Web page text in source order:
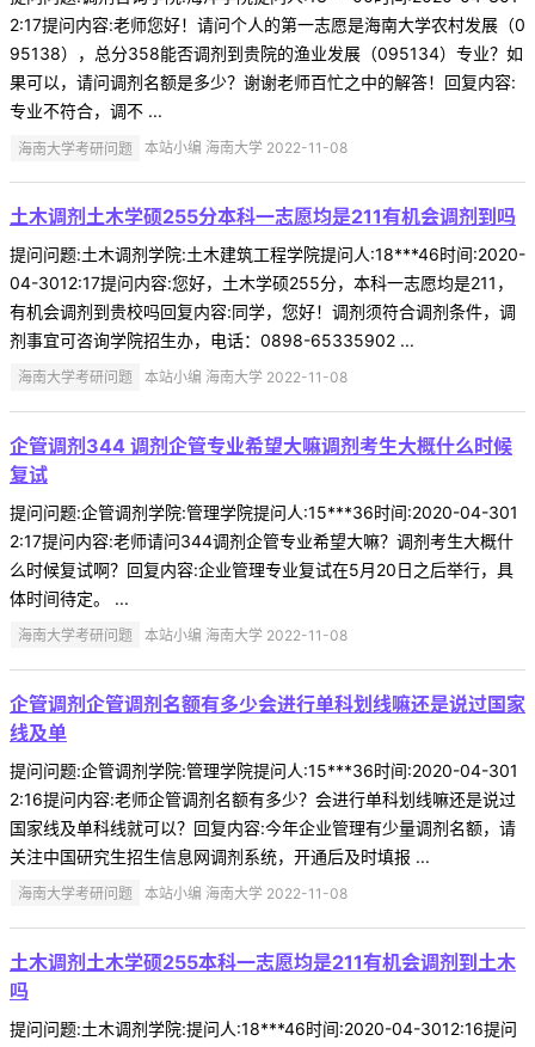
2:17提问内容:老师您好！请问个人的第一志愿是海南大学农村发展（0
95138），总分358能否调剂到贵院的渔业发展（095134）专业？如
果可以，请问调剂名额是多少？谢谢老师百忙之中的解答！回复内容:
专业不符合，调不 ...
海南大学考研问题 本站小编 海南大学 2022-11-08
土木调剂土木学硕255分本科一志愿均是211有机会调剂到吗
提问问题:土木调剂学院:土木建筑工程学院提问人:18***46时间:2020-
04-3012:17提问内容:您好，土木学硕255分，本科一志愿均是211，
有机会调剂到贵校吗回复内容:同学，您好！调剂须符合调剂条件，调
剂事宜可咨询学院招生办，电话：0898-65335902 ...
海南大学考研问题 本站小编 海南大学 2022-11-08
企管调剂344 调剂企管专业希望大嘛调剂考生大概什么时候
复试
提问问题:企管调剂学院:管理学院提问人:15***36时间:2020-04-301
2:17提问内容:老师请问344调剂企管专业希望大嘛？调剂考生大概什
么时候复试啊？回复内容:企业管理专业复试在5月20日之后举行，具
体时间待定。 ...
海南大学考研问题 本站小编 海南大学 2022-11-08
企管调剂企管调剂名额有多少会进行单科划线嘛还是说过国家
线及单
提问问题:企管调剂学院:管理学院提问人:15***36时间:2020-04-301
2:16提问内容:老师企管调剂名额有多少？会进行单科划线嘛还是说过
国家线及单科线就可以？回复内容:今年企业管理有少量调剂名额，请
关注中国研究生招生信息网调剂系统，开通后及时填报 ...
海南大学考研问题 本站小编 海南大学 2022-11-08
土木调剂土木学硕255本科一志愿均是211有机会调剂到土木
吗
提问问题:土木调剂学院:提问人:18***46时间:2020-04-3012:16提问